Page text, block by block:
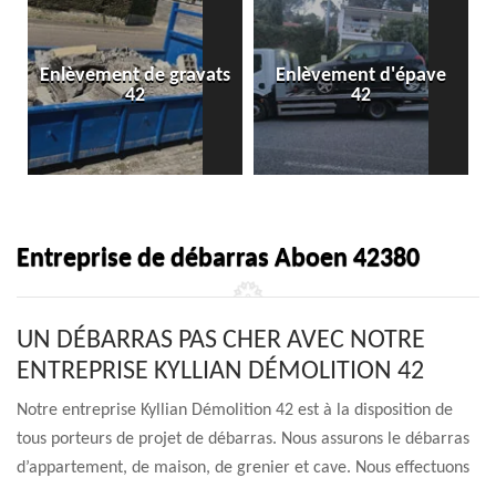
Enlèvement de gravats
42
Enlèvement d'épave
42
Entreprise de débarras Aboen 42380
UN DÉBARRAS PAS CHER AVEC NOTRE
ENTREPRISE KYLLIAN DÉMOLITION 42
Notre entreprise Kyllian Démolition 42 est à la disposition de
tous porteurs de projet de débarras. Nous assurons le débarras
d’appartement, de maison, de grenier et cave. Nous effectuons